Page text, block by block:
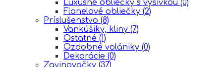
Luxusné obliečky s výšivkou (0)
Flanelové obliečky (2)
Príslušenstvo (8)
Vankúšiky, kliny (7)
Ostatné (1)
Ozdobné volániky (0)
Dekorácie (0)
Zavinovačky (37)